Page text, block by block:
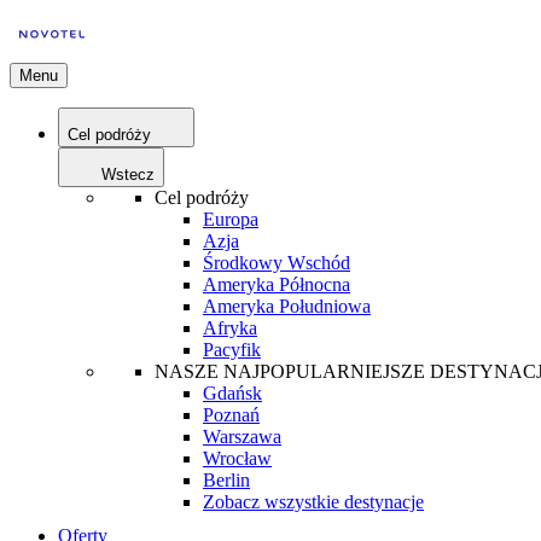
Menu
Cel podróży
Wstecz
Cel podróży
Europa
Azja
Środkowy Wschód
Ameryka Północna
Ameryka Południowa
Afryka
Pacyfik
NASZE NAJPOPULARNIEJSZE
Gdańsk
Poznań
Warszawa
Wrocław
Berlin
Zobacz wszystkie destynacje
Oferty